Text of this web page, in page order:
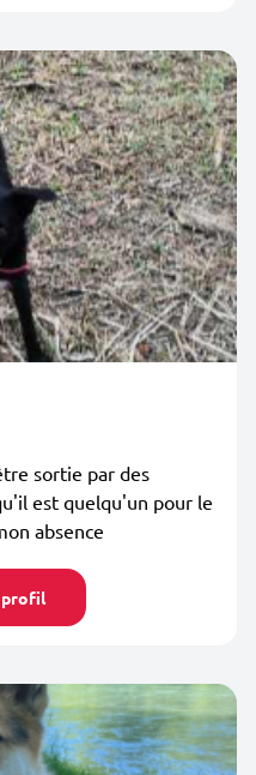
sortie par des
est quelqu'un pour le
absence
profil